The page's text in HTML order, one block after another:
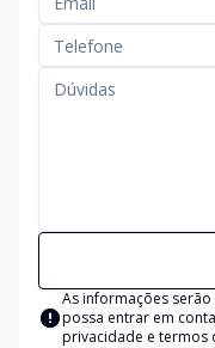
As informações
possa entrar em
privacidade e termos